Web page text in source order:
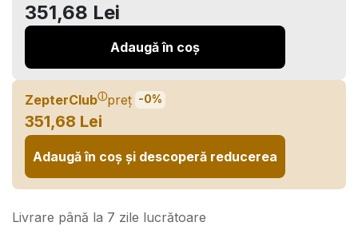
351,68 Lei
Adaugă în coș
ZepterClubⓘpreț -0%
351,68 Lei
Adaugă în coș și descoperă reducerea
Livrare până la 7 zile lucrătoare